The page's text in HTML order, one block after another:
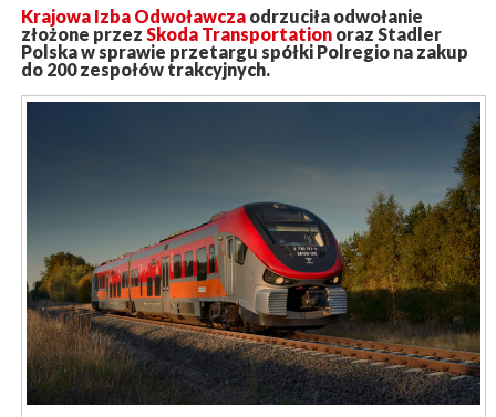
Krajowa Izba Odwoławczaodrzuciła odwołanie
złożone przez Skoda Transportationoraz Stadler
Polska w sprawie przetargu spółki Polregio na zakup
do 200 zespołów trakcyjnych.